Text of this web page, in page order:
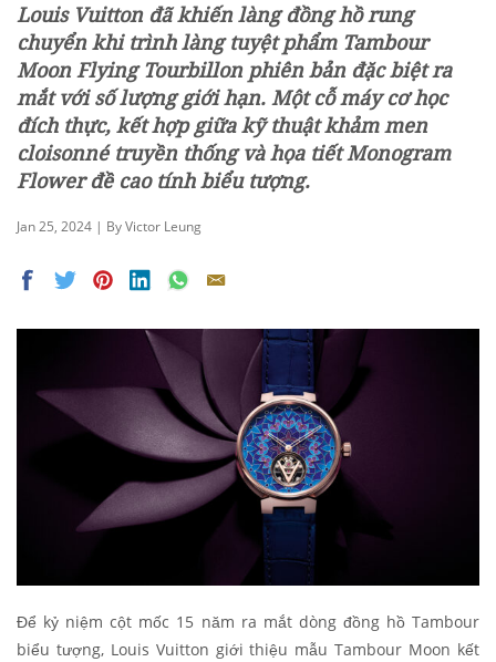
Louis Vuitton đã khiến làng đồng hồ rung
chuyển khi trình làng tuyệt phẩm Tambour
Moon Flying Tourbillon phiên bản đặc biệt ra
mắt với số lượng giới hạn. Một cỗ máy cơ học
đích thực, kết hợp giữa kỹ thuật khảm men
cloisonné truyền thống và họa tiết Monogram
Flower đề cao tính biểu tượng.
Jan 25, 2024 | By Victor Leung
Để kỷ niệm cột mốc 15 năm ra mắt dòng đồng hồ Tambour
biểu tượng, Louis Vuitton giới thiệu mẫu Tambour Moon kết